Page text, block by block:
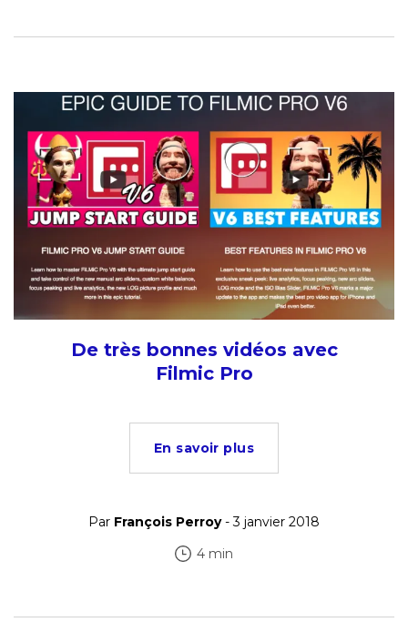
De très bonnes vidéos avec
Filmic Pro
En savoir plus
Par François Perroy- 3 janvier 2018
4 min